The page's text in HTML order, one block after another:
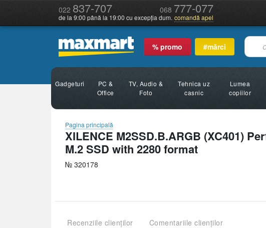
022 837-707 068 777-077
de la 9:00 până la 19:00 cu excepția dum. comandă apel
% promo #mărci
Gadgeturi
PC &
Office
TV, Audio &
Foto
Tehnica uz
casnic
Lumea
copiilor
Pagina principală
XILENCE M2SSD.B.ARGB (XC401)
M.2 SSD with 2280 format
№ 320178
Recenziile clienților Comentariile clienților